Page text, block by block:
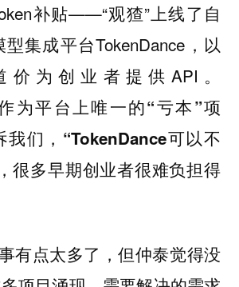
补贴——“观猹”上线了自
集成平台TokenDance，以
为创业者提供API。
为平台上唯一的“亏本”项
我们，“TokenDance可以不
很多早期创业者很难负担得
有点太多了，但仲泰觉得没